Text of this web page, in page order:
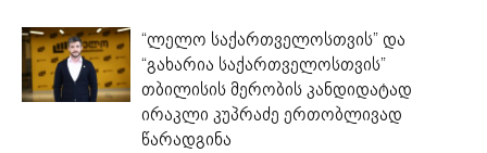
“ლელო საქართველოსთვის” და
“გახარია საქართველოსთვის”
თბილისის მერობის კანდიდატად
ირაკლი კუპრაძე ერთობლივად
წარადგინა